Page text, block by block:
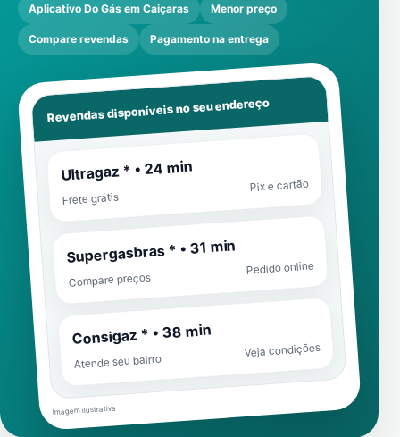
Aplicativo Do Gás em Caiçaras Menor preço
Compare revendas Pagamento na entrega
Revendas disponíveis no seu endereço
Ultragaz * • 24 min
Frete grátis
Pix e cartão
Supergasbras * • 31 min
Compare preços
Pedido online
Consigaz * • 38 min
Atende seu bairro
Veja condições
Imagem ilustrativa